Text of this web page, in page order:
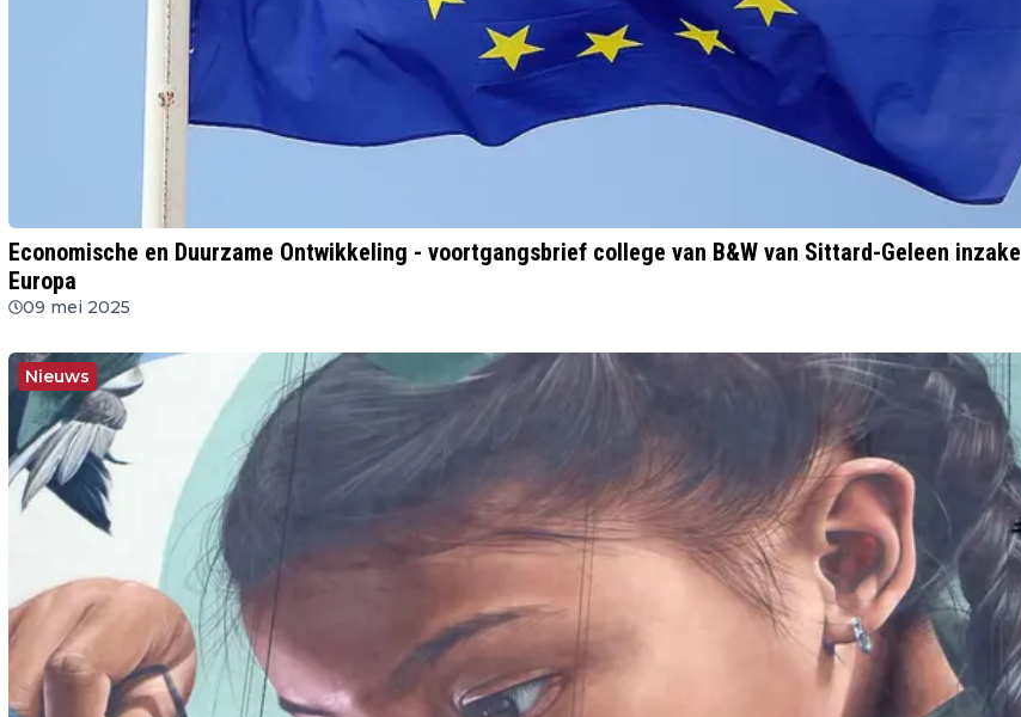
Economische en Duurzame Ontwikkeling - voortgangsbrief college van B&W van Sittard-Geleen inzake
Europa
09 mei 2025
Nieuws